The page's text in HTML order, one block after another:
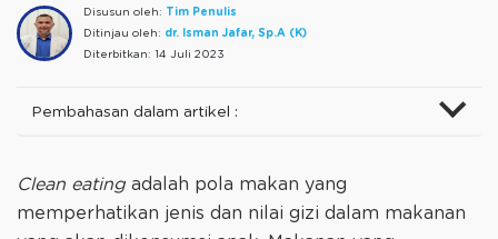
Disusun oleh: Tim Penulis
Ditinjau oleh: dr. Isman Jafar, Sp.A (K)
Diterbitkan: 14 Juli 2023
Pembahasan dalam artikel :
Clean eating adalah pola makan yang
memperhatikan jenis dan nilai gizi dalam makanan